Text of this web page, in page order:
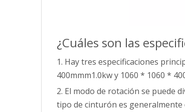
¿Cuáles son las
1. Hay tres especificaciones
400mmm1.0kw y 1060 * 1060 *
2. El modo de rotación se puede
tipo de cinturón es generalmente